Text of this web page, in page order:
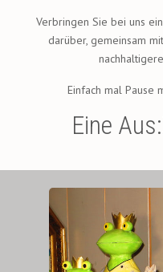
Verbringen Sie bei uns
darüber, gemeinsam
Einfach mal Pause
Eine